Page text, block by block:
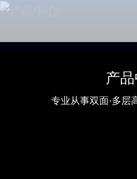
产
专业从事双面·多层
产
专业从事双面·多层
产
专业从事双面·多层